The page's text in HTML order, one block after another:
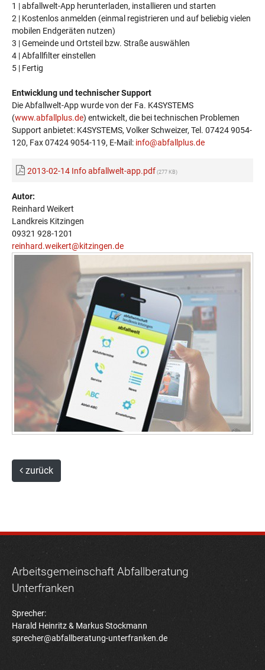
1 | abfallwelt-App herunterladen, installieren und starten
2 | Kostenlos anmelden (einmal registrieren und auf beliebig vielen
mobilen Endgeräten nutzen)
3 | Gemeinde und Ortsteil bzw. Straße auswählen
4 | Abfallfilter einstellen
5 | Fertig
Entwicklung und technischer Support
Die Abfallwelt-App wurde von der Fa. K4SYSTEMS
(www.abfallplus.de) entwickelt, die bei technischen Problemen
Support anbietet: K4SYSTEMS, Volker Schweizer, Tel. 07424 9054-
120, Fax 07424 9054-119, E-Mail: info@abfallplus.de
2013-02-14 Info abfallwelt-app.pdf (277 KB)
Autor:
Reinhard Weikert
Landkreis Kitzingen
09321 928-1201
reinhard.weikert@kitzingen.de
zurück
Arbeitsgemeinschaft Abfallberatung
Unterfranken
Sprecher:
Harald Heinritz & Markus Stockmann
sprecher@abfallberatung-unterfranken.de